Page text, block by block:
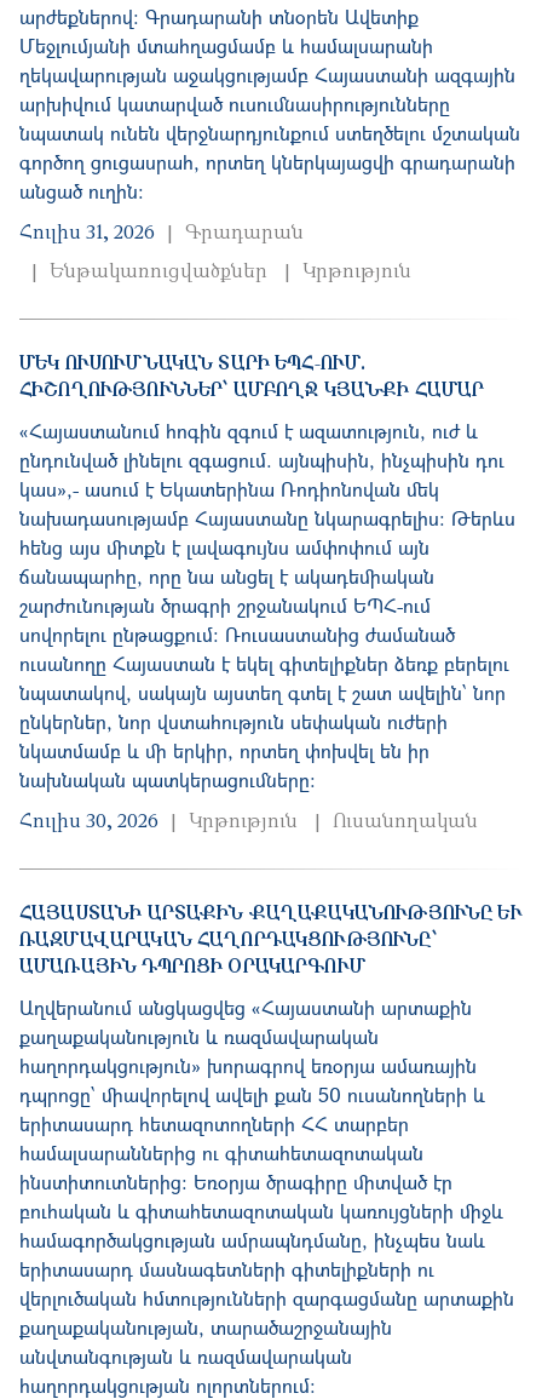
արժեքներով։ Գրադարանի տնօրեն Ավետիք
Մեջլումյանի մտահղացմամբ և համալսարանի
ղեկավարության աջակցությամբ Հայաստանի ազգային
արխիվում կատարված ուսումնասիրությունները
նպատակ ունեն վերջնարդյունքում ստեղծելու մշտական
գործող ցուցասրահ, որտեղ կներկայացվի գրադարանի
անցած ուղին։
Հուլիս 31, 2026
Գրադարան
Ենթակառուցվածքներ
Կրթություն
ՄԵԿ ՈՒՍՈՒՄՆԱԿԱՆ ՏԱՐԻ ԵՊՀ-ՈՒՄ.
ՀԻՇՈՂՈՒԹՅՈՒՆՆԵՐ՝ ԱՄԲՈՂՋ ԿՅԱՆՔԻ ՀԱՄԱՐ
«Հայաստանում հոգին զգում է ազատություն, ուժ և
ընդունված լինելու զգացում. այնպիսին, ինչպիսին դու
կաս»,- ասում է Եկատերինա Ռոդիոնովան մեկ
նախադասությամբ Հայաստանը նկարագրելիս։ Թերևս
հենց այս միտքն է լավագույնս ամփոփում այն
ճանապարհը, որը նա անցել է ակադեմիական
շարժունության ծրագրի շրջանակում ԵՊՀ-ում
սովորելու ընթացքում։ Ռուսաստանից ժամանած
ուսանողը Հայաստան է եկել գիտելիքներ ձեռք բերելու
նպատակով, սակայն այստեղ գտել է շատ ավելին՝ նոր
ընկերներ, նոր վստահություն սեփական ուժերի
նկատմամբ և մի երկիր, որտեղ փոխվել են իր
նախնական պատկերացումները։
Հուլիս 30, 2026 Կրթություն Ուսանողական
ՀԱՅԱՍՏԱՆԻ ԱՐՏԱՔԻՆ ՔԱՂԱՔԱԿԱՆՈՒԹՅՈՒՆԸ ԵՒ Ռ
ԱԶՄԱՎԱՐԱԿԱՆ ՀԱՂՈՐԴԱԿՑՈՒԹՅՈՒՆԸ՝ Ա
ՄԱՌԱՅԻՆ ԴՊՐՈՑԻ ՕՐԱԿԱՐԳՈՒՄ
Աղվերանում անցկացվեց «Հայաստանի արտաքին
քաղաքականություն և ռազմավարական
հաղորդակցություն» խորագրով եռօրյա ամառային
դպրոցը՝ միավորելով ավելի քան 50 ուսանողների և
երիտասարդ հետազոտողների ՀՀ տարբեր
համալսարաններից ու գիտահետազոտական
ինստիտուտներից: Եռօրյա ծրագիրը միտված էր
բուհական և գիտահետազոտական կառույցների միջև
համագործակցության ամրապնդմանը, ինչպես նաև
երիտասարդ մասնագետների գիտելիքների ու
վերլուծական հմտությունների զարգացմանը արտաքին
քաղաքականության, տարածաշրջանային
անվտանգության և ռազմավարական
հաղորդակցության ոլորտներում։